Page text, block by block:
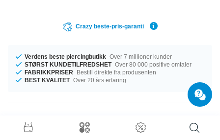
Crazy beste-pris-garanti
Verdens beste piercingbutikk Over 7 millioner kunder
STØRST KUNDETILFREDSHET Over 80 000 positive omtaler
FABRIKKPRISER
Bestill direkte fra produsenten
BEST KVALITET Over 20 års erfaring
Produktdetaljer